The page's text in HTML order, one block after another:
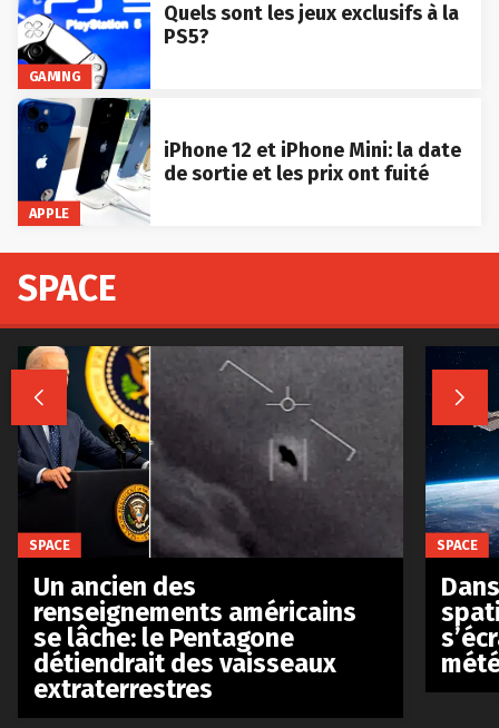
GAMING
Quels sont les jeux exclusifs à la
PS5?
APPLE
iPhone 12 et iPhone Mini: la date
de sortie et les prix ont fuité
SPACE
 
SPACE
Un ancien des
renseignements américains
se lâche: le Pentagone
détiendrait des vaisseaux
extraterrestres
SPACE